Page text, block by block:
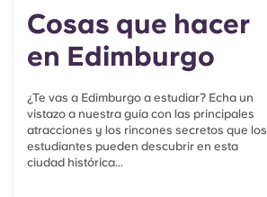
Cosas que hacer
en Edimburgo
¿Te vas a Edimburgo a estudiar? Echa un
vistazo a nuestra guía con las principales
atracciones y los rincones secretos que los
estudiantes pueden descubrir en esta
ciudad histórica...